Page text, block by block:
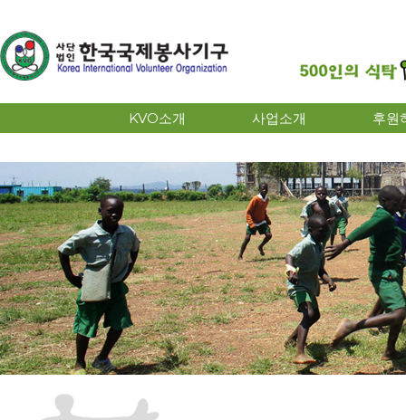
KVO소개 사업소개 후원